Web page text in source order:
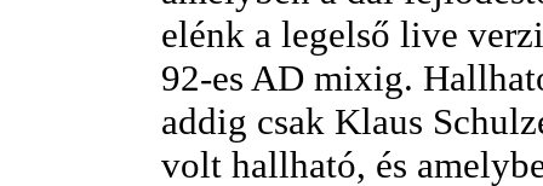
elénk a legelső live
92-es AD mixig.
addig csak Klaus
volt hallható, és